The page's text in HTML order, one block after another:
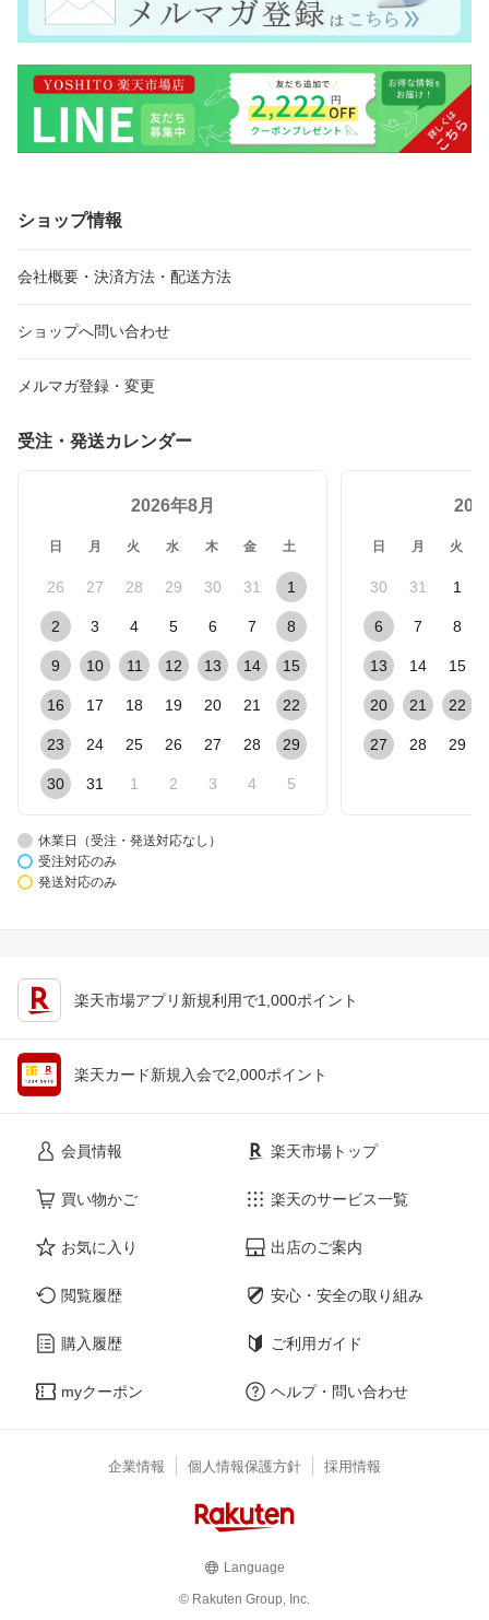
ショップ情報
会社概要・決済方法・配送方法
ショップへ問い合わせ
メルマガ登録・変更
受注・発送カレンダー
2026年8月
日 月 火 水 木 金 土
26 27 28 29 30 31 1
2 3 4 5 6 7 8
9 10 11 12 13 14 15
16 17 18 19 20 21 22
23 24 25 26 27 28 29
30 31 1 2 3 4 5
日 月 火
30 31 1
6 7 8
13 14 15
20 21 22
27 28 29
休業日（受注・発送対応なし）
受注対応のみ
発送対応のみ
楽天市場アプリ新規利用で1,000ポイント
楽天カード新規入会で2,000ポイント
会員情報
買い物かご
お気に入り
閲覧履歴
購入履歴
myクーポン
楽天市場トップ
楽天のサービス一覧
出店のご案内
安心・安全の取り組み
ご利用ガイド
ヘルプ・問い合わせ
企業情報 個人情報保護方針 採用情報
Language
© Rakuten Group, Inc.